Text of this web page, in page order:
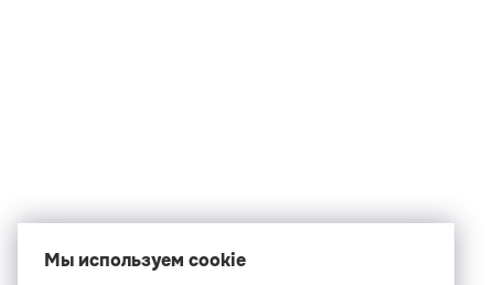
Мы используем cookie